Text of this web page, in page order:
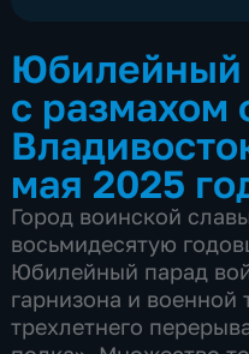
Юбилейный
с размахом
мая 2025
Город воинской
восьмидесятую
Юбилейный парад
гарнизона и военной
трехлетнего